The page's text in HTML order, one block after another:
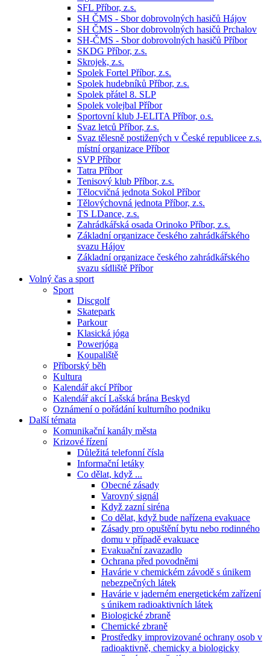
SFL Příbor, z.s.
SH ČMS - Sbor dobrovolných hasičů Hájov
SH ČMS - Sbor dobrovolných hasičů Prchalov
SH-ČMS - Sbor dobrovolných hasičů Příbor
SKDG Příbor, z.s.
Skrojek, z.s.
Spolek Fortel Příbor, z.s.
Spolek hudebníků Příbor, z.s.
Spolek přátel 8. SLP
Spolek volejbal Příbor
Sportovní klub J-ELITA Příbor, o.s.
Svaz letců Příbor, z.s.
Svaz tělesně postižených v České republicee z.s.
místní organizace Příbor
SVP Příbor
Tatra Příbor
Tenisový klub Příbor, z.s.
Tělocvičná jednota Sokol Příbor
Tělovýchovná jednota Příbor, z.s.
TS LDance, z.s.
Zahrádkářská osada Orinoko Příbor, z.s.
Základní organizace českého zahrádkářského
svazu Hájov
Základní organizace českého zahrádkářského
svazu sídliště Příbor
Volný čas a sport
Sport
Discgolf
Skatepark
Parkour
Klasická jóga
Powerjóga
Koupaliště
Příborský běh
Kultura
Kalendář akcí Příbor
Kalendář akcí Lašská brána Beskyd
Oznámení o pořádání kulturního podniku
Další témata
Komunikační kanály města
Krizové řízení
Důležitá telefonní čísla
Informační letáky
Co dělat, když ...
Obecné zásady
Varovný signál
Když zazní siréna
Co dělat, když bude nařízena evakuace
Zásady pro opuštění bytu nebo rodinného
domu v případě evakuace
Evakuační zavazadlo
Ochrana před povodněmi
Havárie v chemickém závodě s únikem
nebezpečných látek
Havárie v jaderném energetickém zařízení
s únikem radioaktivních látek
Biologické zbraně
Chemické zbraně
Prostředky improvizované ochrany osob v
radioaktivně, chemicky a biologicky